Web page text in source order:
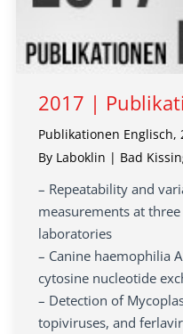
2017 |
Publikationen Englisch,
By Laboklin | Bad
– Repeatability and
measurements at
laboratories
– Canine haemophilia
cytosine nucleotide
– Detection of
topiviruses, and